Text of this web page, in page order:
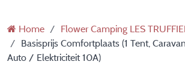
Home
Flower Camping LES
Basisprijs Comfortplaats (1 Tent,
Auto / Elektriciteit 10A)